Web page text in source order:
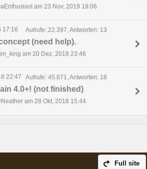
am 23 Nov, 2019 19:06
17:16 Aufrufe: 22.397, Antworten: 13
(need help).
am 20 Dez, 2018 23:46
22:47 Aufrufe: 45.871, Antworten: 18
4.0+! (not finished)
am 28 Okt, 2018 15:44
Full site